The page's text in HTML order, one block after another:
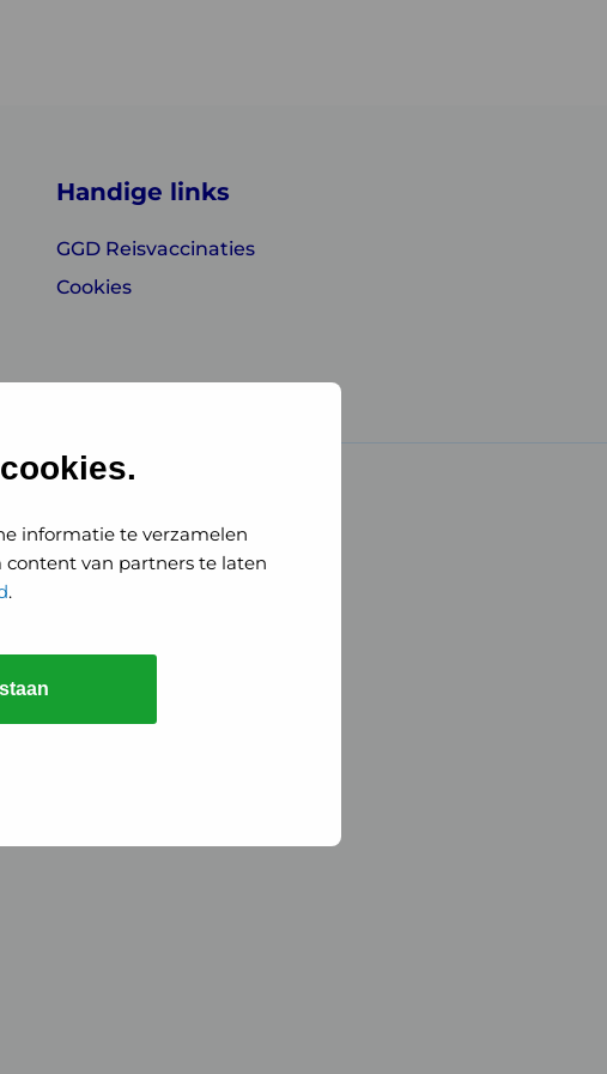
informatie te verzamelen
content van partners te laten
.
Handige links
GGD Reisvaccinaties
Cookies